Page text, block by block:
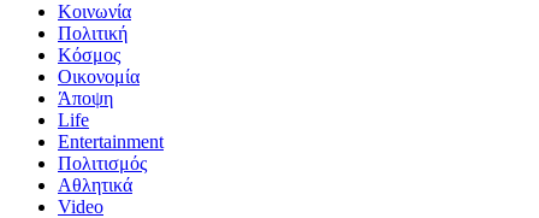
Κοινωνία
Πολιτική
Κόσμος
Οικονομία
Άποψη
Life
Entertainment
Πολιτισμός
Αθλητικά
Video